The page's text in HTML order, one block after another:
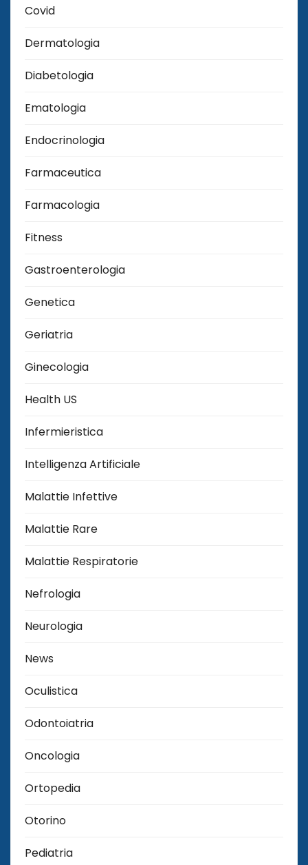
Covid
Dermatologia
Diabetologia
Ematologia
Endocrinologia
Farmaceutica
Farmacologia
Fitness
Gastroenterologia
Genetica
Geriatria
Ginecologia
Health US
Infermieristica
Intelligenza Artificiale
Malattie Infettive
Malattie Rare
Malattie Respiratorie
Nefrologia
Neurologia
News
Oculistica
Odontoiatria
Oncologia
Ortopedia
Otorino
Pediatria